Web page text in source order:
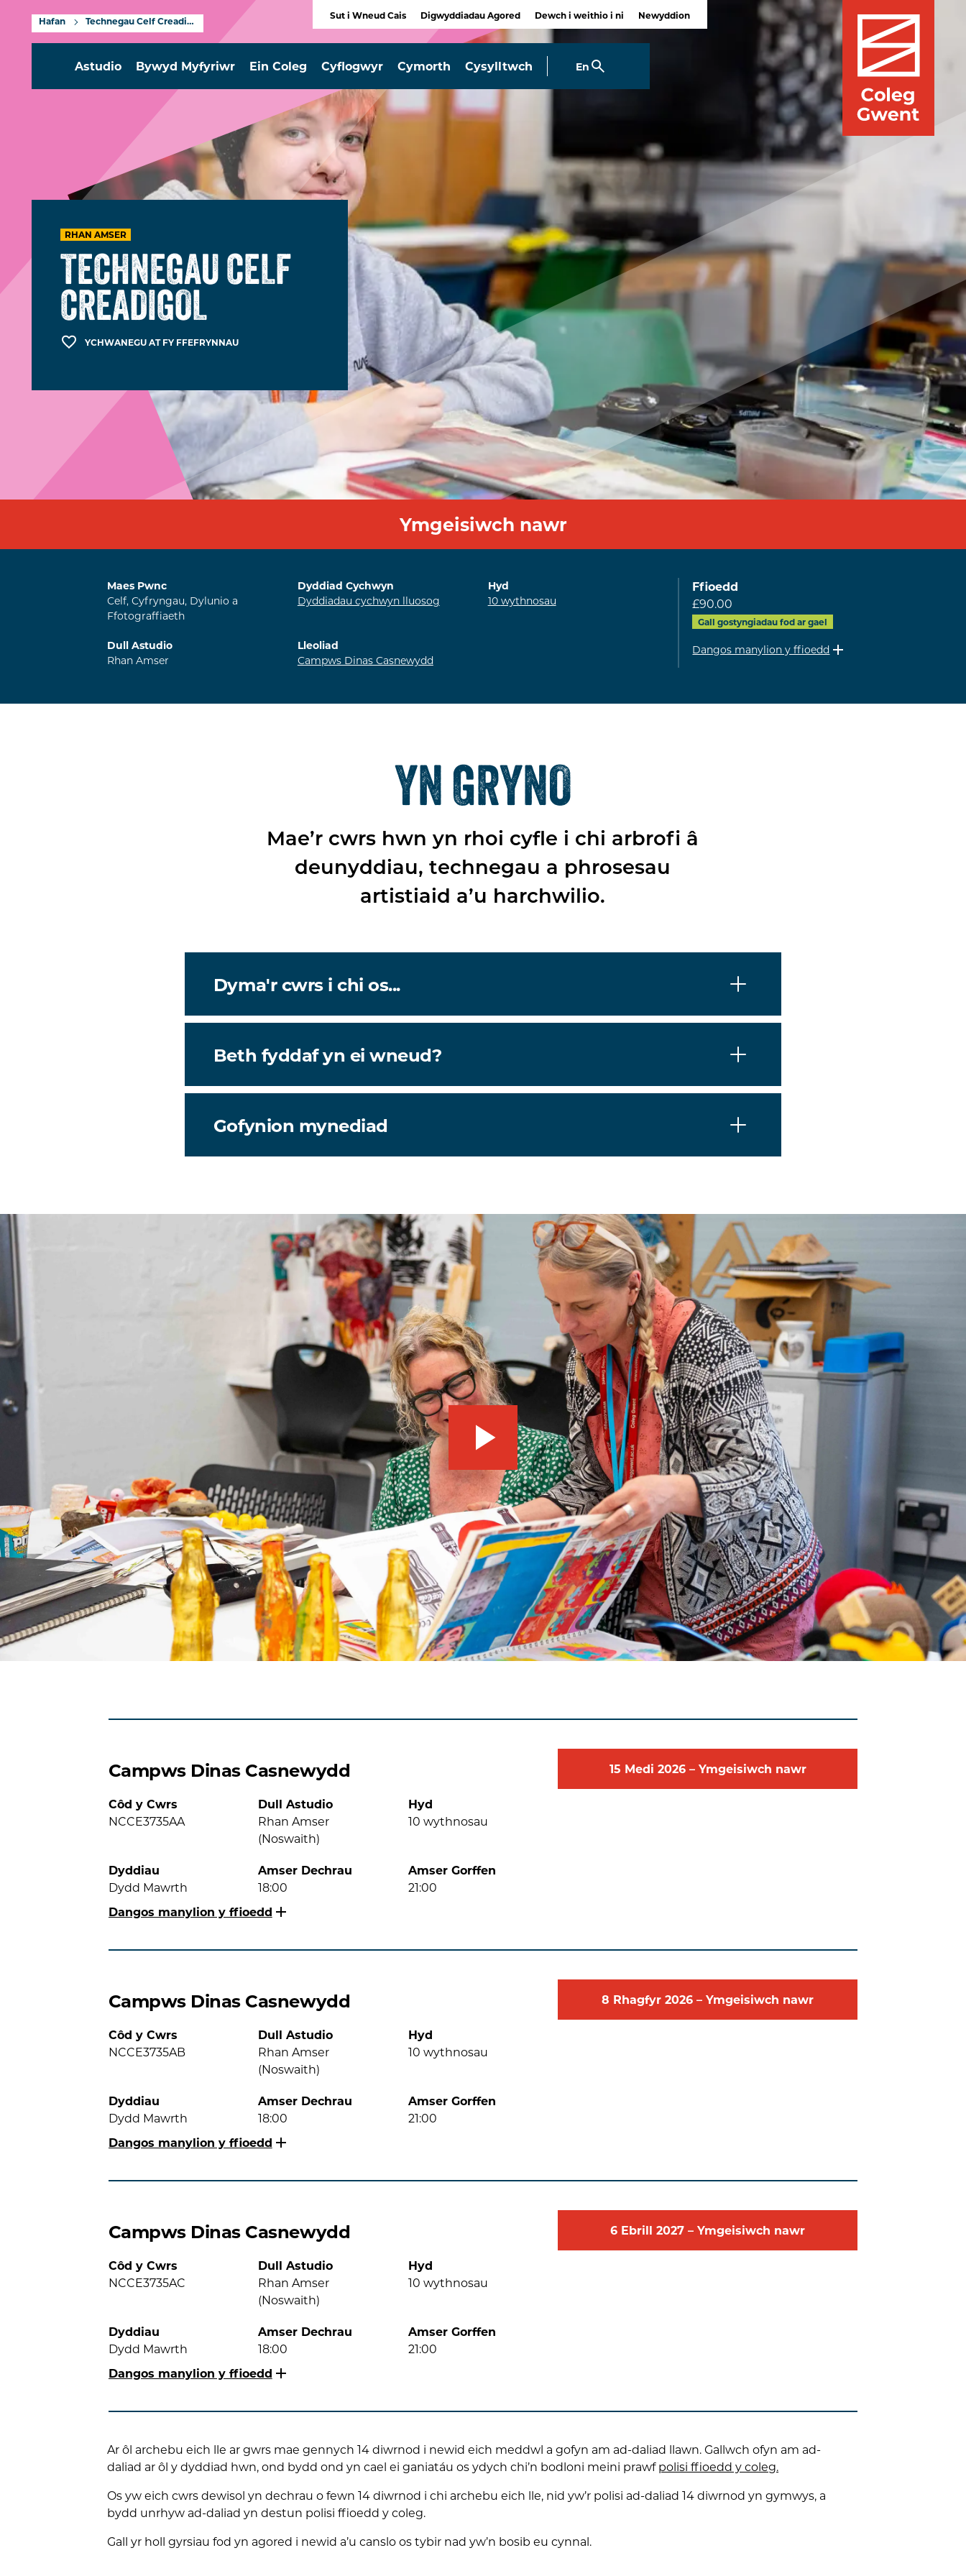
Hafan Technegau Celf Creadigol Sut i Wneud Cais Digwyddiadau Agored Dewch i weithio i ni Newyddion
Astudio Bywyd Myfyriwr Ein Coleg Cyflogwyr Cymorth Cysylltwch En
RHAN AMSER
TECHNEGAU CELF
CREADIGOL
YCHWANEGU AT FY FFEFRYNNAU
Ymgeisiwch nawr
Maes Pwnc
Celf, Cyfryngau, Dylunio a
Ffotograffiaeth
Dyddiad Cychwyn
Dyddiadau cychwyn lluosog
Hyd
10 wythnosau
Dull Astudio
Rhan Amser
Lleoliad
Campws Dinas Casnewydd
Ffioedd
£90.00
Gall gostyngiadau fod ar gael
Dangos manylion y ffioedd
YN GRYNO
Mae’r cwrs hwn yn rhoi cyfle i chi arbrofi â
deunyddiau, technegau a phrosesau
artistiaid a’u harchwilio.
Dyma'r cwrs i chi os...
Beth fyddaf yn ei wneud?
Gofynion mynediad
Campws Dinas Casnewydd
Côd y Cwrs
NCCE3735AA
Dull Astudio
Rhan Amser
(Noswaith)
Hyd
10 wythnosau
Dyddiau
Dydd Mawrth
Amser Dechrau
18:00
Amser Gorffen
21:00
Dangos manylion y ffioedd
15 Medi 2026 – Ymgeisiwch nawr
Campws Dinas Casnewydd
Côd y Cwrs
NCCE3735AB
Dull Astudio
Rhan Amser
(Noswaith)
Hyd
10 wythnosau
Dyddiau
Dydd Mawrth
Amser Dechrau
18:00
Amser Gorffen
21:00
Dangos manylion y ffioedd
8 Rhagfyr2026 – Ymgeisiwch nawr
Campws Dinas Casnewydd
Côd y Cwrs
NCCE3735AC
Dull Astudio
Rhan Amser
(Noswaith)
Hyd
10 wythnosau
Dyddiau
Dydd Mawrth
Amser Dechrau
18:00
Amser Gorffen
21:00
Dangos manylion y ffioedd
6 Ebrill2027 – Ymgeisiwch nawr
Ar ôl archebu eich lle ar gwrs mae gennych 14 diwrnod i newid eich meddwl a gofyn am ad-daliad llawn. Gallwch ofyn am ad-
daliad ar ôl y dyddiad hwn, ond bydd ond yn cael ei ganiatáu os ydych chi’n bodloni meini prawfpolisi ffioedd y coleg.
Os yw eich cwrs dewisol yn dechrau o fewn 14 diwrnod i chi archebu eich lle, nid yw’r polisi ad-daliad 14 diwrnod yn gymwys, a
bydd unrhyw ad-daliad yn destun polisi ffioedd y coleg.
Gall yr holl gyrsiau fod yn agored i newid a’u canslo os tybir nad yw’n bosib eu cynnal.